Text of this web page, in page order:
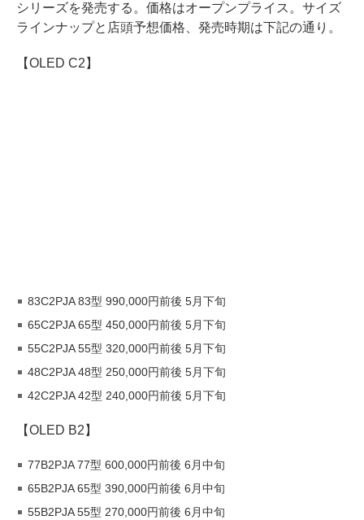
シリーズを発売する。価格はオープンプライス。サイズ
ラインナップと店頭予想価格、発売時期は下記の通り。
【OLED C2】
83C2PJA 83型 990,000円前後 5月下旬
65C2PJA 65型 450,000円前後 5月下旬
55C2PJA 55型 320,000円前後 5月下旬
48C2PJA 48型 250,000円前後 5月下旬
42C2PJA 42型 240,000円前後 5月下旬
【OLED B2】
77B2PJA 77型 600,000円前後 6月中旬
65B2PJA 65型 390,000円前後 6月中旬
55B2PJA 55型 270,000円前後 6月中旬